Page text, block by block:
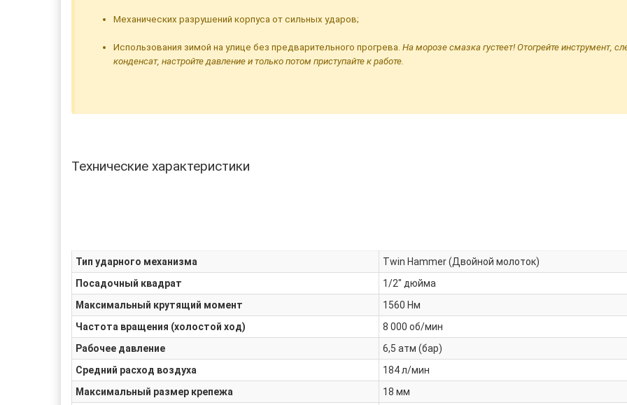
Механических разрушений корпуса от сильных ударов;
Использования зимой на улице без предварительного прогрева. На морозе смазка густеет! Отогрейте инструмент,
конденсат, настройте давление и только потом приступайте к работе.
Технические характеристики
Тип ударного механизма
Twin Hammer (Двойной молоток)
Посадочный квадрат
1/2" дюйма
Максимальный крутящий момент
1560 Нм
Частота вращения (холостой ход)
8 000 об/мин
Рабочее давление
6,5 атм (бар)
Средний расход воздуха
184 л/мин
Максимальный размер крепежа
18 мм